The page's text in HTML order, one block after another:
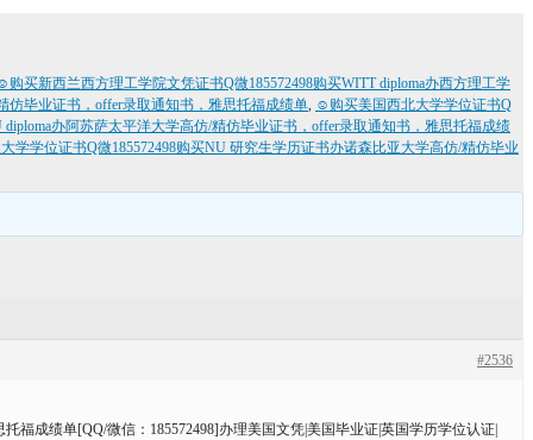
购买新西兰西方理工学院文凭证书Q微185572498购买WITT diploma办西方理工学
毕业证书，offer录取通知书，雅思托福成绩单, ☺购买美国西北大学学位证书Q
办阿苏萨太平洋大学高仿/精仿毕业证书，offer录取通知书，雅思托福成绩
学学位证书Q微185572498购买NU 研究生学历证书办诺森比亚大学高仿/精仿毕业
#2536
福成绩单[QQ/微信：185572498]办理美国文凭|美国毕业证|英国学历学位认证|